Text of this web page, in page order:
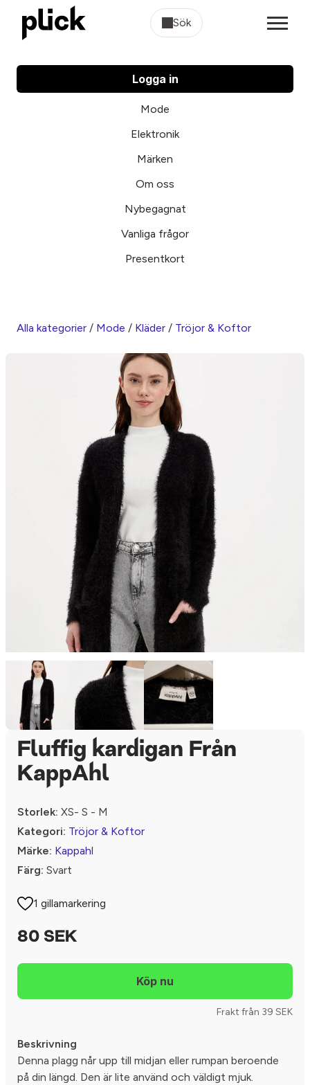
Sök
Logga in
Mode
Elektronik
Märken
Om oss
Nybegagnat
Vanliga frågor
Presentkort
Alla kategorier / Mode / Kläder / Tröjor & Koftor
Fluffig kardigan Från
KappAhl
Storlek: XS- S - M
Kategori: Tröjor & Koftor
Märke: Kappahl
Färg: Svart
1 gillamarkering
80 SEK
Frakt från 39 SEK
Beskrivning
Denna plagg når upp till midjan eller rumpan beroende
på din längd. Den är lite använd och väldigt mjuk.